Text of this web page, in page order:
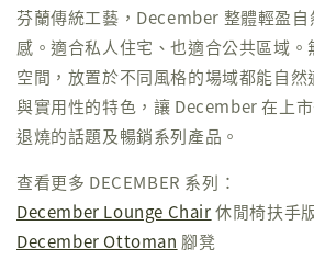
芬蘭傳統工藝，December 整體輕盈
感。適合私人住宅、也適合公共區域
空間，放置於不同風格的場域都能自
與實用性的特色，讓 December 在上
退燒的話題及暢銷系列產品。
查看更多 DECEMBER 系列：
December Lounge Chair休閒椅扶手
December Ottoman 腳凳